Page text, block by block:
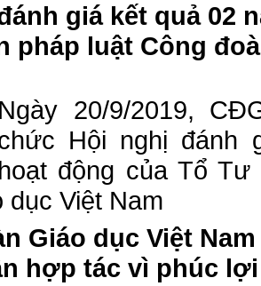
giá kết quả 02
pháp luật Công
Ngày 20/9/2019,
Hội nghị đánh
hoạt động của Tổ
dục Việt Nam
Giáo dục Việt
hợp tác vì phúc